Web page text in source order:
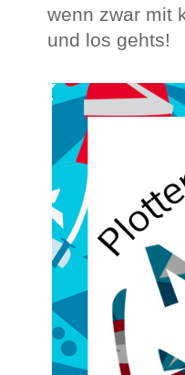
wenn zwar mit
und los gehts!